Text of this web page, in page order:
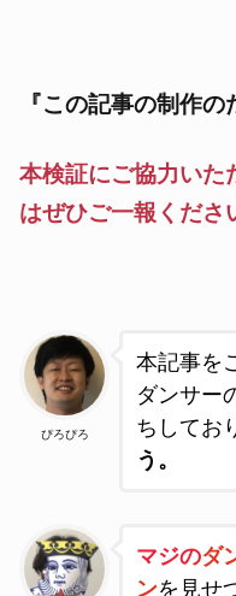
『この記事の制作の
本検証にご協力いた
はぜひご一報くださ
ぴろぴろ
本記事を
ダンサー
ちしてお
う 。
マジのダ
ンを見せ